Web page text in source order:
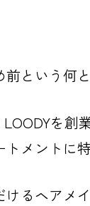
という何
LOODYを
メントに
るヘアメ